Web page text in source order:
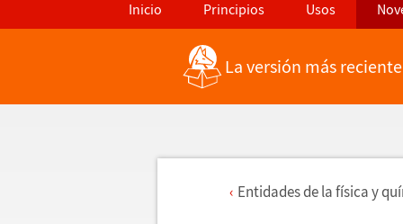
Inicio Principios Usos
La versión más
Entidades de la física y quí